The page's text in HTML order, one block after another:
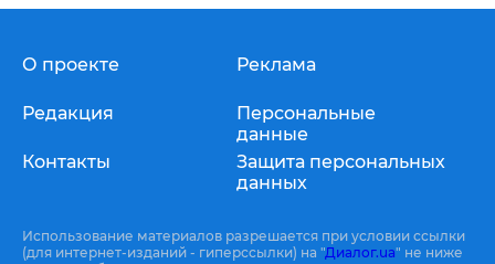
О проекте
Редакция
Контакты
Реклама
Персональные
данные
Защита персональных
данных
Использование материалов разрешается при условии ссылки
(для интернет-изданий - гиперссылки) на "Диалог.ua" не ниже